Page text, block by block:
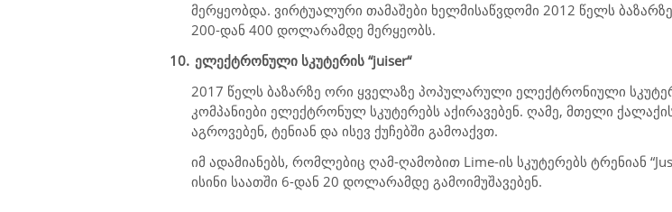
მერყეობდა. ვირტუალური თამაშები ხელმისაწვდომი 2012 წელს
200-დან 400 დოლარამდე მერყეობს.
10. ელექტრონული სკუტერის “juiser“
2017 წელს ბაზარზე ორი ყველაზე პოპულარული ელექტრონიული
კომპანიები ელექტრონულ სკუტერებს აქირავებენ. ღამე, მთელი
აგროვებენ, ტენიან და ისევ ქუჩებში გამოაქვთ.
იმ ადამიანებს, რომლებიც ღამ-ღამობით Lime-ის სკუტერებს ტრენიან
ისინი საათში 6-დან 20 დოლარამდე გამოიმუშავებენ.